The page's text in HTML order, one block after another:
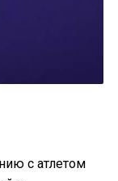
с атлетом